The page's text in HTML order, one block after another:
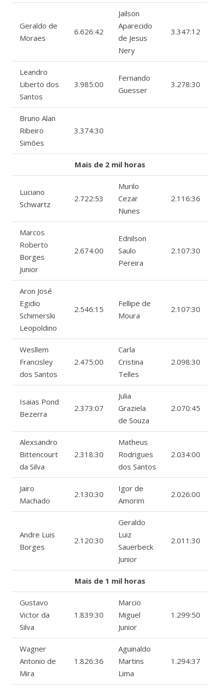
Geraldo de
Moraes
6.626:42
Jailson
Aparecido
de Jesus
Nery
3.347:12
Leandro
Liberto dos
Santos
3.985:00
Fernando
Guesser
3.278:30
Bruno Alan
Ribeiro
Simões
3.374:30
Mais de 2 mil horas
Luciano
Schwartz
2.722:53
Murilo
Cezar
Nunes
2.116:36
Marcos
Roberto
Borges
Junior
2.674:00
Ednilson
Saulo
Pereira
2.107:30
Aron José
Egidio
Schimerski
Leopoldino
2.546:15
Fellipe de
Moura
2.107:30
Wesllem
Francisley
dos Santos
2.475:00
Carla
Cristina
Telles
2.098:30
Isaias Pond
Bezerra
2.373:07
Julia
Graziela
de Souza
2.070:45
Alexsandro
Bittencourt
da Silva
2.318:30
Matheus
Rodrigues
dos Santos
2.034:00
Jairo
Machado
2.130:30
Igor de
Amorim
2.026:00
Andre Luis
Borges
2.120:30
Geraldo
Luiz
Sauerbeck
Junior
2.011:30
Mais de 1 mil horas
Gustavo
Victor da
Silva
1.839:30
Marcio
Miguel
Junior
1.299:50
Wagner
Antonio de
Mira
1.826:36
Aguinaldo
Martins
Lima
1.294:37